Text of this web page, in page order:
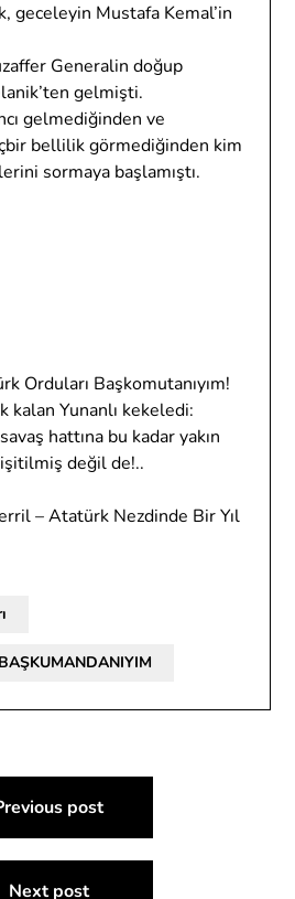
geceleyin Mustafa Kemal’in
Generalin doğup
gelmişti.
gelmediğinden ve
bellilik görmediğinden kim
sormaya başlamıştı.
Orduları Başkomutanıyım!
kalan Yunanlı kekeledi:
hattına bu kadar yakın
değil de!..
– Atatürk Nezdinde Bir Yıl
post
Next post